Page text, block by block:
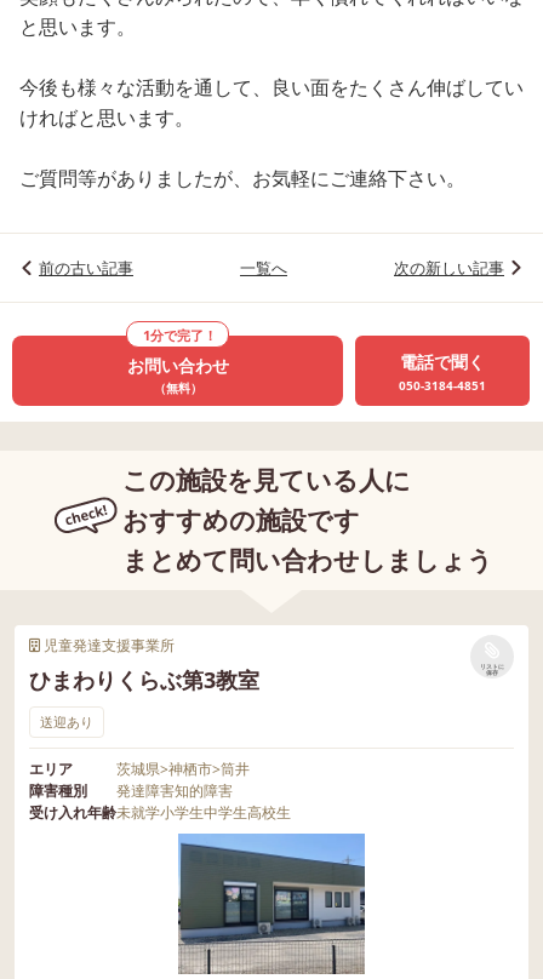
と思います。
今後も様々な活動を通して、良い面をたくさん伸ばしてい
ければと思います。
ご質問等がありましたが、お気軽にご連絡下さい。
前の古い記事 一覧へ 次の新しい記事
1分で完了！
お問い合わせ
（無料）
電話で聞く
050-3184-4851
この施設を見ている人に
おすすめの施設です
まとめて問い合わせしましょう
児童発達支援事業所
ひまわりくらぶ第3教室
リストに
保存
送迎あり
エリア 茨城県>神栖市>筒井
障害種別
発達障害知的障害
受け入れ年齢未就学小学生中学生高校生